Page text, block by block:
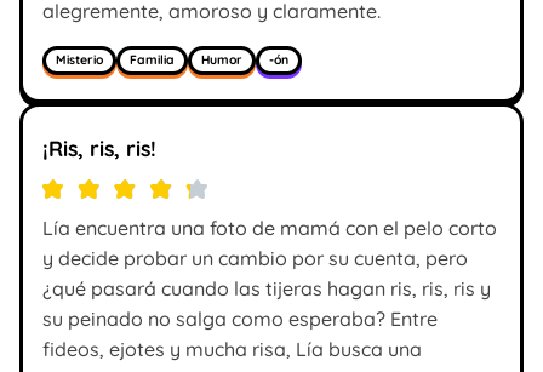
alegremente, amoroso y claramente.
Misterio Familia Humor -ón
¡Ris, ris, ris!
Lía encuentra una foto de mamá con el pelo corto
y decide probar un cambio por su cuenta, pero
¿qué pasará cuando las tijeras hagan ris, ris, ris y
su peinado no salga como esperaba? Entre
fideos, ejotes y mucha risa, Lía busca una